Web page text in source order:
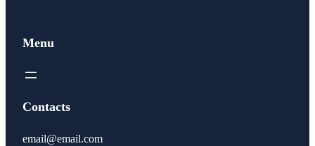
Menu
Contacts
email@email.com